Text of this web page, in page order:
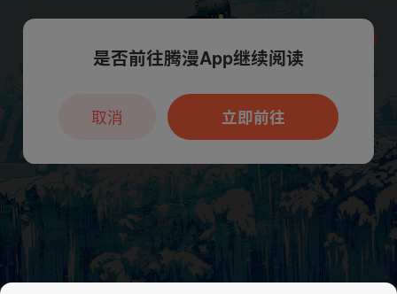
本章节仅支持App阅读，可打开App新用
户7天免费看
是否前往腾漫App继续阅读
立即前往
取消